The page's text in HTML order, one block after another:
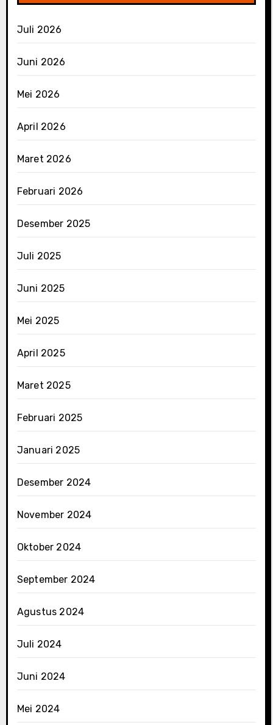
Juli 2026
Juni 2026
Mei 2026
April 2026
Maret 2026
Februari 2026
Desember 2025
Juli 2025
Juni 2025
Mei 2025
April 2025
Maret 2025
Februari 2025
Januari 2025
Desember 2024
November 2024
Oktober 2024
September 2024
Agustus 2024
Juli 2024
Juni 2024
Mei 2024